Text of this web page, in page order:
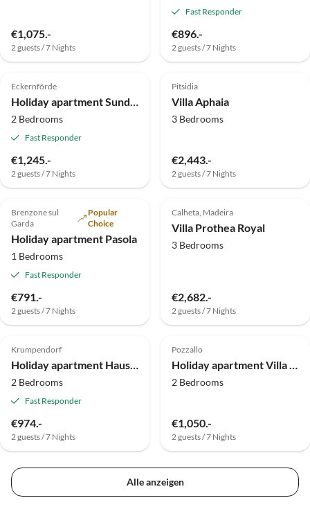
€1,075.-
2 guests / 7 Nights
Fast Responder
€896.-
2 guests / 7 Nights
Top-Listing
4.9 (8)
Eckernförde
Holiday apartment Sundeck
2 Bedrooms
Fast Responder
€1,245.-
2 guests / 7 Nights
Top-Listing
5.0 (8)
Pitsidia
Villa Aphaia
3 Bedrooms
€2,443.-
2 guests / 7 Nights
Top-Listing
5.0 (6)
Brenzone sul
Garda
Popular
Choice
Holiday apartment Pasola
1 Bedrooms
Fast Responder
€791.-
2 guests / 7 Nights
Top-Listing
4.7 (3)
Calheta, Madeira
Villa Prothea Royal
3 Bedrooms
€2,682.-
2 guests / 7 Nights
Top-Listing
Krumpendorf
Holiday apartment Haus Elisabeth
2 Bedrooms
Fast Responder
€974.-
2 guests / 7 Nights
Top-Listing
Pozzallo
Holiday apartment Villa le Mimose - Stella Marina
2 Bedrooms
€1,050.-
2 guests / 7 Nights
Alle anzeigen